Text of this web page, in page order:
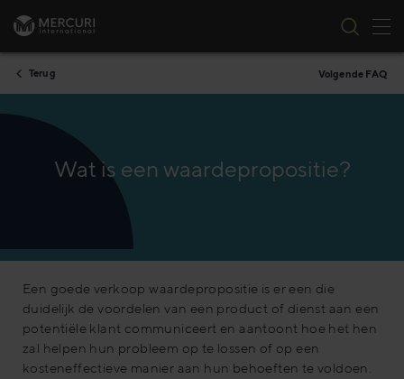
Ga naar inhoud
Terug Volgende FAQ
Wat is een waardepropositie?
Een goede verkoop waardepropositie is er een die
duidelijk de voordelen van een product of dienst aan een
potentiële klant communiceert en aantoont hoe het hen
zal helpen hun probleem op te lossen of op een
kosteneffectieve manier aan hun behoeften te voldoen.